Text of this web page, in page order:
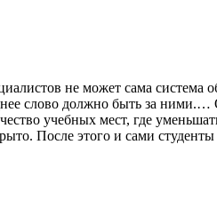
не может сама
слово должно быть за ними.…
учебных мест, где
После этого и сами